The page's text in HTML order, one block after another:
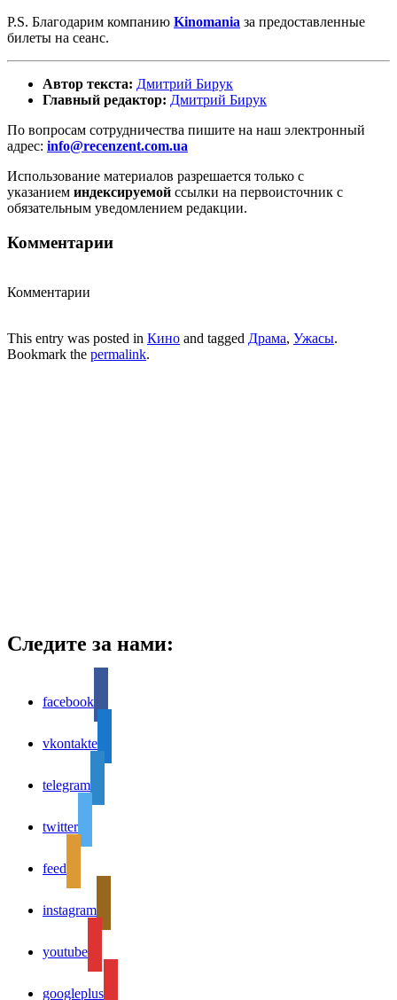
P.S. Благодарим компанию Kinomania за предоставленные
билеты на сеанс.
Автор текста: Дмитрий Бирук
Главный редактор: Дмитрий Бирук
По вопросам сотрудничества пишите на наш электронный
адрес: info@recenzent.com.ua
Использование материалов разрешается только с
указанием индексируемой ссылки на первоисточник с
обязательным уведомлением редакции.
Комментарии
Комментарии
This entry was posted in Кино and tagged Драма, Ужасы.
Bookmark the permalink.
Следите за нами:
facebook
vkontakte
telegram
twitter
feed
instagram
youtube
googleplus